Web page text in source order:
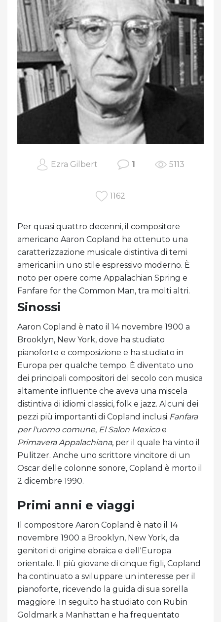
Ezra Gilbert 1 5113
1162
Per quasi quattro decenni, il compositore
americano Aaron Copland ha ottenuto una
caratterizzazione musicale distintiva di temi
americani in uno stile espressivo moderno. È
noto per opere come Appalachian Spring e
Fanfare for the Common Man, tra molti altri.
Sinossi
Aaron Copland è nato il 14 novembre 1900 a
Brooklyn, New York, dove ha studiato
pianoforte e composizione e ha studiato in
Europa per qualche tempo. È diventato uno
dei principali compositori del secolo con musica
altamente influente che aveva una miscela
distintiva di idiomi classici, folk e jazz. Alcuni dei
pezzi più importanti di Copland inclusi Fanfara
per l'uomo comune, El Salon Mexicoe
Primavera Appalachiana, per il quale ha vinto il
Pulitzer. Anche uno scrittore vincitore di un
Oscar delle colonne sonore, Copland è morto il
2 dicembre 1990.
Primi anni e viaggi
Il compositore Aaron Copland è nato il 14
novembre 1900 a Brooklyn, New York, da
genitori di origine ebraica e dell'Europa
orientale. Il più giovane di cinque figli, Copland
ha continuato a sviluppare un interesse per il
pianoforte, ricevendo la guida di sua sorella
maggiore. In seguito ha studiato con Rubin
Goldmark a Manhattan e ha frequentato